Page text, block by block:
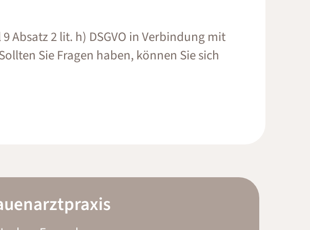
Absatz 2 lit. h) DSGVO in Verbindung mit
Sie Fragen haben, können Sie sich